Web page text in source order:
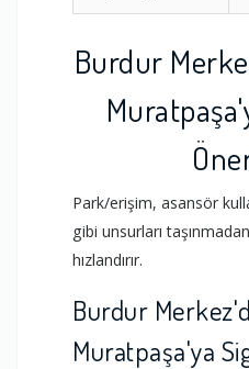
Burdur
Park/erişim, asansör
gibi unsurları
hızlandırır.
Burdur
Muratpaşa'ya